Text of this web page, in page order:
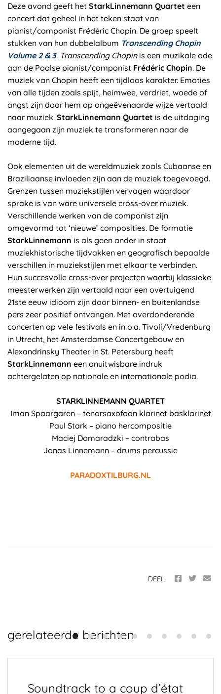
Deze avond geeft het StarkLinnemann Quartet een
concert dat geheel in het teken staat van
pianist/componist Frédéric Chopin. De groep speelt
stukken van hun dubbelalbum Transcending Chopin
Volume 2 & 3. Transcending Chopinis een muzikale ode
aan de Poolse pianist/componist Frédéric Chopin. De
muziek van Chopin heeft een tijdloos karakter. Emoties
van alle tijden zoals spijt, heimwee, verdriet, woede of
angst zijn door hem op ongeëvenaarde wijze vertaald
naar muziek. StarkLinnemann Quartet is de uitdaging
aangegaan zijn muziek te transformeren naar de
moderne tijd.
Ook elementen uit de wereldmuziek zoals Cubaanse en
Braziliaanse invloeden zijn aan de muziek toegevoegd.
Grenzen tussen muziekstijlen vervagen waardoor
sprake is van ware universele cross-over muziek.
Verschillende werken van de componist zijn
omgevormd tot ‘nieuwe’ composities. De formatie
StarkLinnemann is als geen ander in staat
muziekhistorische tijdvakken en geografisch bepaalde
verschillen in muziekstijlen met elkaar te verbinden.
Hun succesvolle cross-over projecten waarbij klassieke
meesterwerken zijn vertaald naar een overtuigend
21ste eeuw idioom zijn door binnen- en buitenlandse
pers zeer positief ontvangen. Met overdonderende
concerten op vele festivals en in o.a. Tivoli/Vredenburg
in Utrecht, het Amsterdamse Concertgebouw en
Alexandrinsky Theater in St. Petersburg heeft
StarkLinnemann een onuitwisbare indruk
achtergelaten op nationale en internationale podia.
STARKLINNEMANN QUARTET
Iman Spaargaren – tenorsaxofoon klarinet basklarinet
Paul Stark – piano hercompositie
Maciej Domaradzki – contrabas
Jonas Linnemann – drums percussie
PARADOXTILBURG.NL
DEEL:
gerelateerde berichten
Soundtrack to a coup d’état